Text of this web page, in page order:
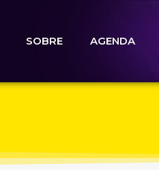
SOBRE AGENDA